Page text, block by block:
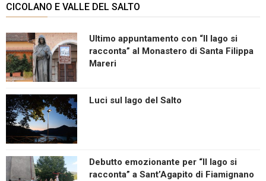
CICOLANO E VALLE DEL SALTO
Ultimo appuntamento con “Il lago si
racconta” al Monastero di Santa Filippa
Mareri
Luci sul lago del Salto
Debutto emozionante per “Il lago si
racconta” a Sant’Agapito di Fiamignano